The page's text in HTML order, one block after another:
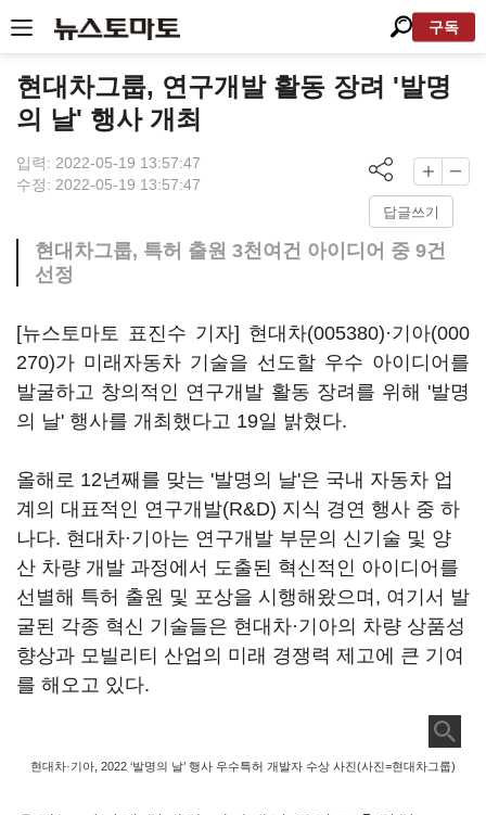
구독
현대차그룹, 연구개발 활동 장려 '발명
의 날' 행사 개최
입력: 2022-05-19 13:57:47
수정: 2022-05-19 13:57:47
답글쓰기
현대차그룹, 특허 출원 3천여건 아이디어 중 9건
선정
[뉴스토마토 표진수 기자] 현대차(005380)·기아(000
270)가 미래자동차 기술을 선도할 우수 아이디어를
발굴하고 창의적인 연구개발 활동 장려를 위해 '발명
의 날' 행사를 개최했다고 19일 밝혔다.
올해로 12년째를 맞는 '발명의 날'은 국내 자동차 업
계의 대표적인 연구개발(R&D) 지식 경연 행사 중 하
나다. 현대차·기아는 연구개발 부문의 신기술 및 양
산 차량 개발 과정에서 도출된 혁신적인 아이디어를
선별해 특허 출원 및 포상을 시행해왔으며, 여기서 발
굴된 각종 혁신 기술들은 현대차·기아의 차량 상품성
향상과 모빌리티 산업의 미래 경쟁력 제고에 큰 기여
를 해오고 있다.
현대차·기아, 2022 ‘발명의 날’ 행사 우수특허 개발자 수상 사진(사진=현대차그룹)